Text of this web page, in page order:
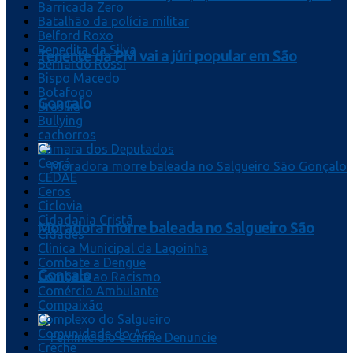
Tenente da PM vai a júri popular em São
Gonçalo
Moradora morre baleada no Salgueiro São
Gonçalo
Barricada Zero
Batalhão da polícia militar
Belford Roxo
Benedita da Silva
Bernardo Rossi
Bispo Macedo
Botafogo
Brasília
Bullying
cachorros
Câmara dos Deputados
Ceará
CEDAE
Ceros
Ciclovia
Cidadania Cristã
Cidades
Clínica Municipal da Lagoinha
Combate a Dengue
Combate ao Racismo
Comércio Ambulante
Compaixão
Complexo do Salgueiro
Comunidade do Aço
Creche